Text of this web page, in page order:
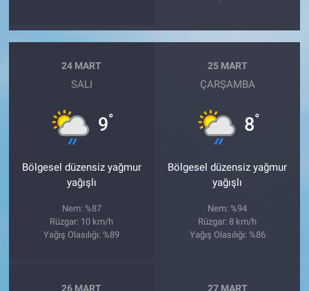
24 MART
SALI
9°
Bölgesel düzensiz yağmur
yağışlı
Nem: %87
Rüzgar: 10 km/h
Yağış Olasılığı: %89
25 MART
ÇARŞAMBA
8°
Bölgesel düzensiz yağmur
yağışlı
Nem: %94
Rüzgar: 8 km/h
Yağış Olasılığı: %86
26 MART 27 MART